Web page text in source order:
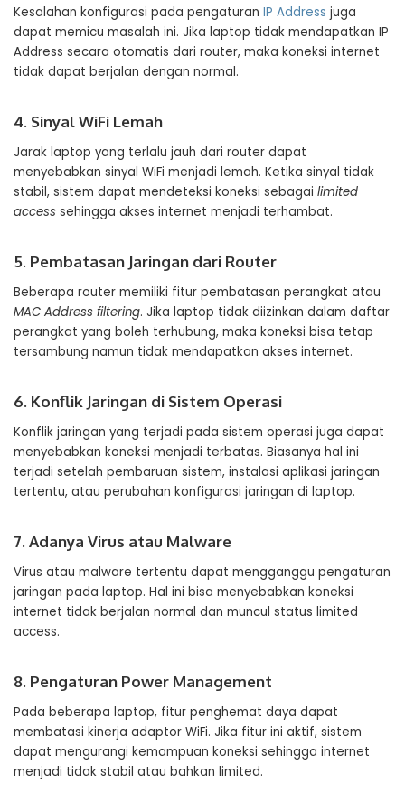
Kesalahan konfigurasi pada pengaturan IP Address juga
dapat memicu masalah ini. Jika laptop tidak mendapatkan IP
Address secara otomatis dari router, maka koneksi internet
tidak dapat berjalan dengan normal.
4. Sinyal WiFi Lemah
Jarak laptop yang terlalu jauh dari router dapat
menyebabkan sinyal WiFi menjadi lemah. Ketika sinyal tidak
stabil, sistem dapat mendeteksi koneksi sebagai limited
access sehingga akses internet menjadi terhambat.
5. Pembatasan Jaringan dari Router
Beberapa router memiliki fitur pembatasan perangkat atau
MAC Address filtering. Jika laptop tidak diizinkan dalam daftar
perangkat yang boleh terhubung, maka koneksi bisa tetap
tersambung namun tidak mendapatkan akses internet.
6. Konflik Jaringan di Sistem Operasi
Konflik jaringan yang terjadi pada sistem operasi juga dapat
menyebabkan koneksi menjadi terbatas. Biasanya hal ini
terjadi setelah pembaruan sistem, instalasi aplikasi jaringan
tertentu, atau perubahan konfigurasi jaringan di laptop.
7. Adanya Virus atau Malware
Virus atau malware tertentu dapat mengganggu pengaturan
jaringan pada laptop. Hal ini bisa menyebabkan koneksi
internet tidak berjalan normal dan muncul status limited
access.
8. Pengaturan Power Management
Pada beberapa laptop, fitur penghemat daya dapat
membatasi kinerja adaptor WiFi. Jika fitur ini aktif, sistem
dapat mengurangi kemampuan koneksi sehingga internet
menjadi tidak stabil atau bahkan limited.